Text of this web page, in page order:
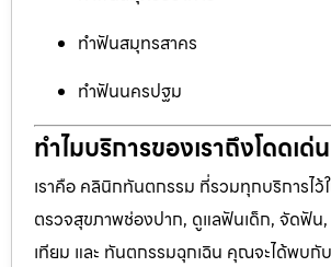
ทำฟันสมุทรสาคร
ทำฟันนครปฐม
ทำไมบริการของเราถึงโดดเด่น
เราคือ คลินิกทันตกรรม ที่รวมทุกบริการไว้
ตรวจสุขภาพช่องปาก, ดูแลฟันเด็ก, จัดฟัน
เทียม และ ทันตกรรมฉุกเฉิน คุณจะได้พบ